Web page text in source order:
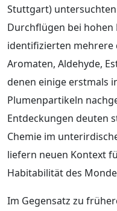
Stuttgart)
Durchflügen bei
identifizierten
Aromaten, Aldehyde,
denen einige erstmals
Plumenpartikeln
Entdeckungen deuten
Chemie im
liefern neuen Kontext
Habitabilität des
Im Gegensatz zu